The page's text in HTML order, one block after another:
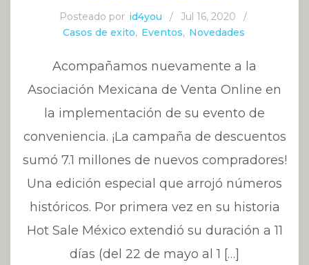
Posteado por id4you / Jul 16, 2020
/
Casos de exito, Eventos, Novedades
Acompañamos nuevamente a la
Asociación Mexicana de Venta Online en
la implementación de su evento de
conveniencia. ¡La campaña de descuentos
sumó 7.1 millones de nuevos compradores!
Una edición especial que arrojó números
históricos. Por primera vez en su historia
Hot Sale México extendió su duración a 11
días (del 22 de mayo al 1 […]